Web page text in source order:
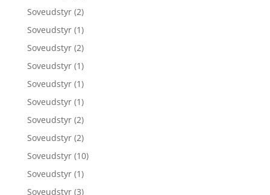
Soveudstyr (2)
Soveudstyr (1)
Soveudstyr (2)
Soveudstyr (1)
Soveudstyr (1)
Soveudstyr (1)
Soveudstyr (2)
Soveudstyr (2)
Soveudstyr (10)
Soveudstyr (1)
Soveudstyr (3)